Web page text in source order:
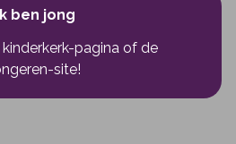
ben jong
pagina of de
site!